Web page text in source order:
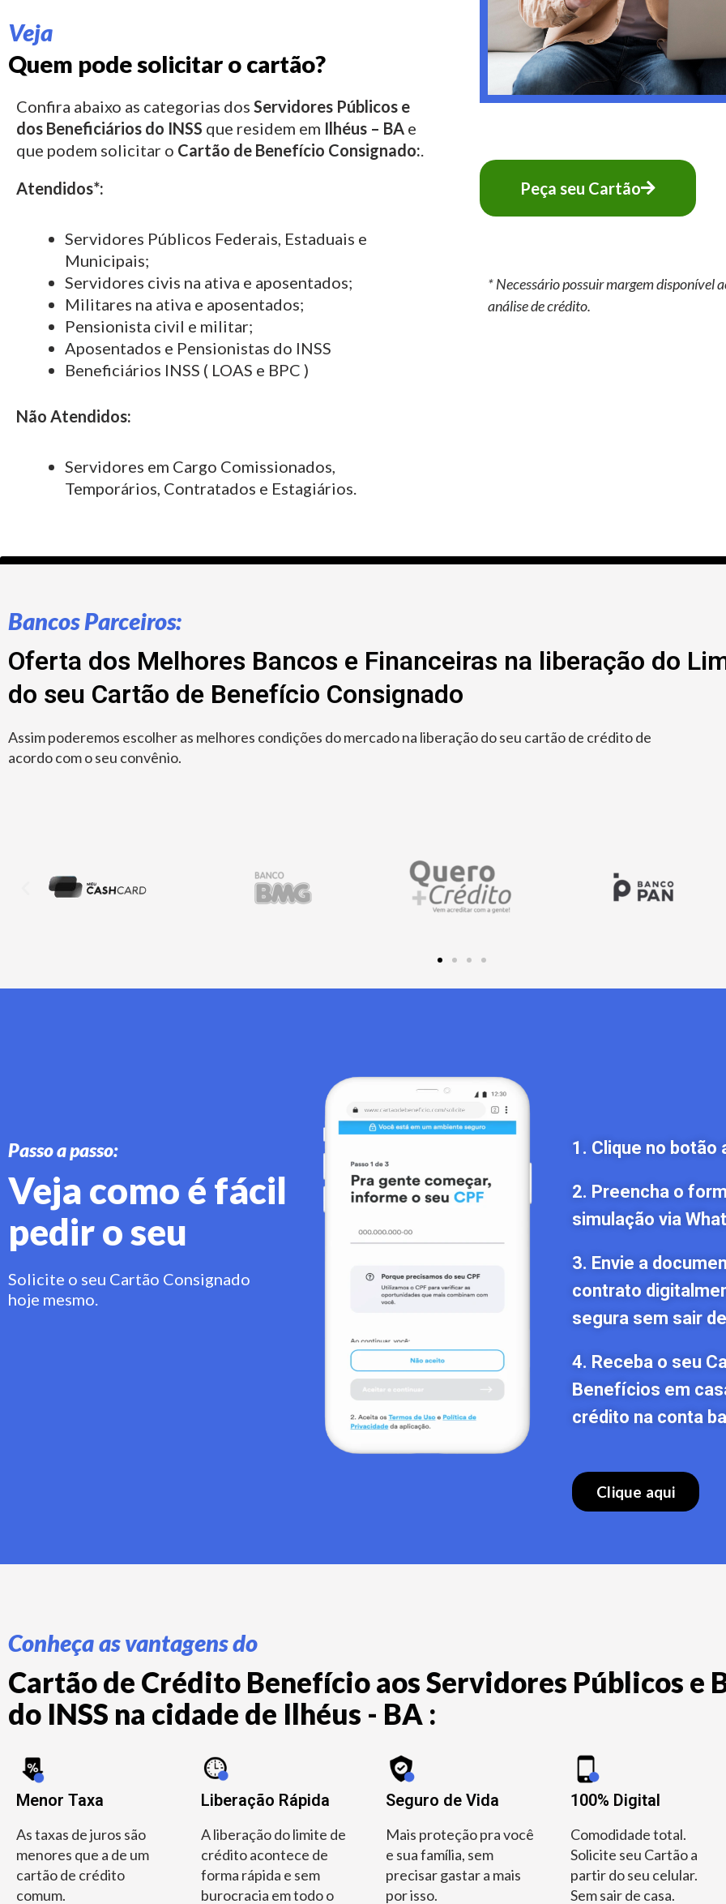
Veja
Quem pode solicitar o cartão?
Confira abaixo as categorias dos Servidores Públicos e
dos Beneficiários do INSS que residem em Ilhéus – BA e
que podem solicitar o Cartão de Benefício Consignado:.
Atendidos*:
Servidores Públicos Federais, Estaduais e
Municipais;
Servidores civis na ativa e aposentados;
Militares na ativa e aposentados;
Pensionista civil e militar;
Aposentados e Pensionistas do INSS
Beneficiários INSS ( LOAS e BPC )
Não Atendidos:
Servidores em Cargo Comissionados,
Temporários, Contratados e Estagiários.
Peça seu Cartão
* Necessário possuir margem disponível
análise de crédito.
Bancos Parceiros:
Oferta dos Melhores Bancos e Financeiras na liberação do
do seu Cartão de Benefício Consignado
Assim poderemos escolher as melhores condições do mercado na liberação do seu cartão de crédito de
acordo com o seu convênio.
Passo a passo:
Veja como é fácil
pedir o seu
Solicite o seu Cartão Consignado
hoje mesmo.
1. Clique no botão
2. Preencha o
simulação via
3. Envie a
contrato
segura sem sair
4. Receba o seu
Benefícios em
crédito na conta
Clique aqui
Conheça as vantagens do
Cartão de Crédito Benefício aos Servidores Públicos e
do INSS na cidade de Ilhéus - BA :
Menor Taxa
As taxas de juros são
menores que a de um
cartão de crédito
comum.
Liberação Rápida
A liberação do limite de
crédito acontece de
forma rápida e sem
burocracia em todo o
Seguro de Vida
Mais proteção pra você
e sua família, sem
precisar gastar a mais
por isso.
100% Digital
Comodidade total.
Solicite seu Cartão a
partir do seu celular.
Sem sair de casa.